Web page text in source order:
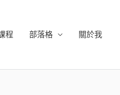
程 部落格 關於我